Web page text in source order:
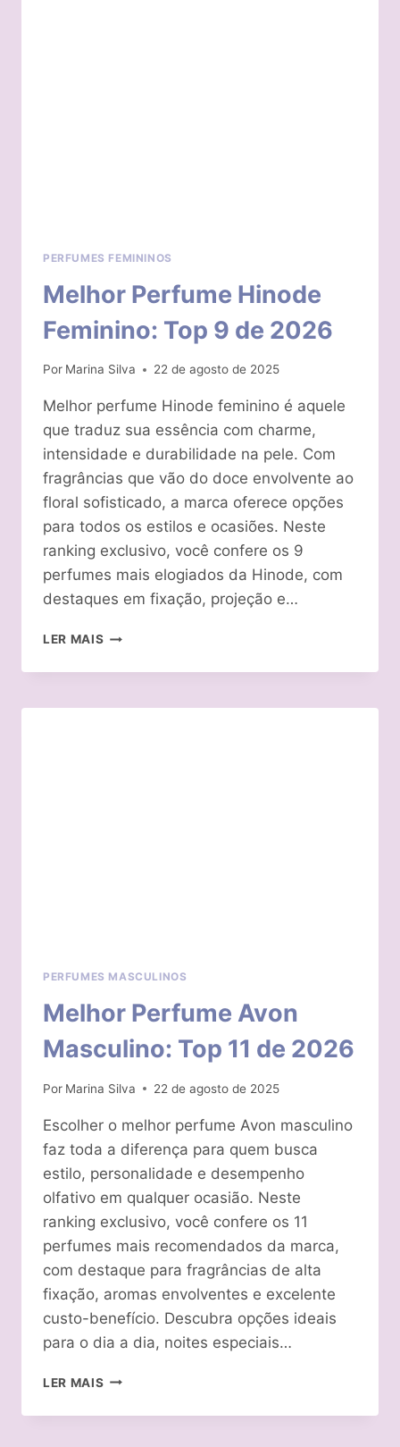
PERFUMES FEMININOS
Melhor Perfume Hinode
Feminino: Top 9 de 2026
Por Marina Silva 22 de agosto de 2025
Melhor perfume Hinode feminino é aquele
que traduz sua essência com charme,
intensidade e durabilidade na pele. Com
fragrâncias que vão do doce envolvente ao
floral sofisticado, a marca oferece opções
para todos os estilos e ocasiões. Neste
ranking exclusivo, você confere os 9
perfumes mais elogiados da Hinode, com
destaques em fixação, projeção e…
LER MAIS MELHOR
HINODE
TOP
PERFUMES MASCULINOS
Melhor Perfume Avon
Masculino: Top 11 de 2026
Por Marina Silva 22 de agosto de 2025
Escolher o melhor perfume Avon masculino
faz toda a diferença para quem busca
estilo, personalidade e desempenho
olfativo em qualquer ocasião. Neste
ranking exclusivo, você confere os 11
perfumes mais recomendados da marca,
com destaque para fragrâncias de alta
fixação, aromas envolventes e excelente
custo-benefício. Descubra opções ideais
para o dia a dia, noites especiais…
LER MAIS MELHOR
AVON